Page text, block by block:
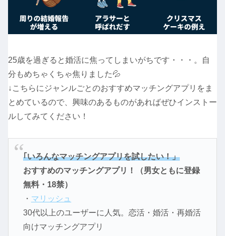
25歳を過ぎると婚活に焦ってしまいがちです・・・。自
分もめちゃくちゃ焦りました💦
↓こちらにジャンルごとのおすすめマッチングアプリをま
とめているので、興味のあるものがあればぜひインストー
ルしてみてください！
｢いろんなマッチングアプリを試したい！」
おすすめのマッチングアプリ！（男女ともに登録
無料・18禁）
・ マリッシュ
30代以上のユーザーに人気。恋活・婚活・再婚活
向けマッチングアプリ